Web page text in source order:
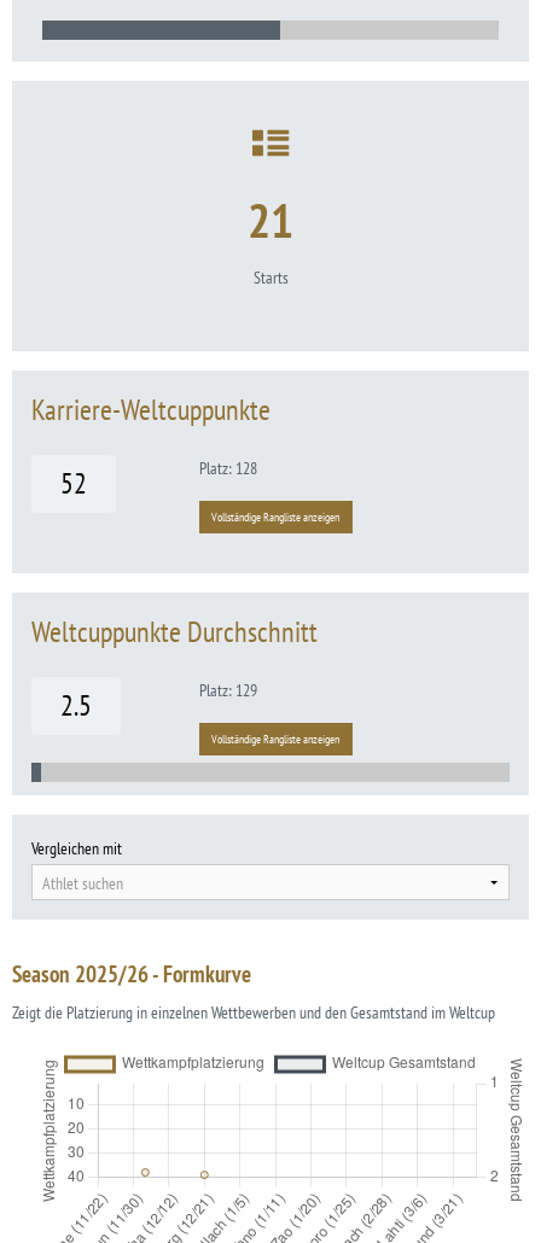
21
Starts
Karriere-Weltcuppunkte
52
Platz: 128
Vollständige Rangliste anzeigen
Weltcuppunkte Durchschnitt
2.5
Platz: 129
Vollständige Rangliste anzeigen
Vergleichen mit
Athlet suchen
Season 2025/26 - Formkurve
Zeigt die Platzierung in einzelnen Wettbewerben und den Gesamtstand im Weltcup